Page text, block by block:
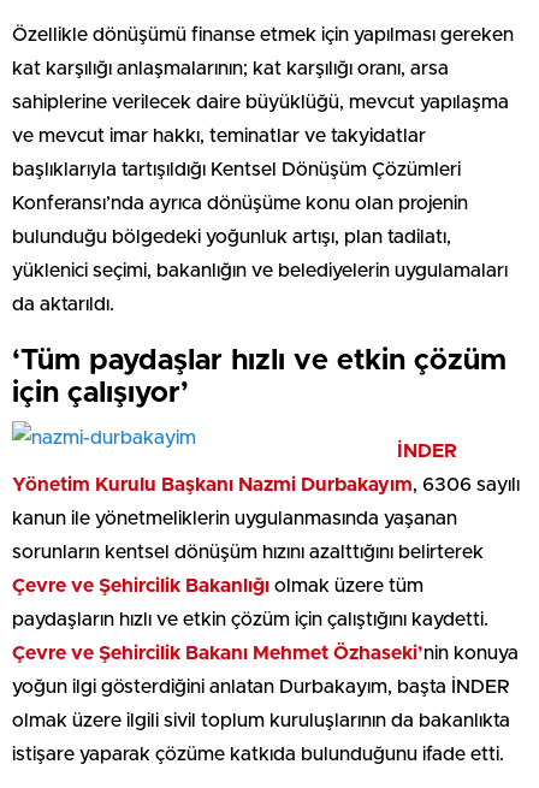
Özellikle dönüşümü finanse etmek için yapılması gereken
kat karşılığı anlaşmalarının; kat karşılığı oranı, arsa
sahiplerine verilecek daire büyüklüğü, mevcut yapılaşma
ve mevcut imar hakkı, teminatlar ve takyidatlar
başlıklarıyla tartışıldığı Kentsel Dönüşüm Çözümleri
Konferansı’nda ayrıca dönüşüme konu olan projenin
bulunduğu bölgedeki yoğunluk artışı, plan tadilatı,
yüklenici seçimi, bakanlığın ve belediyelerin uygulamaları
da aktarıldı.
‘Tüm paydaşlar hızlı ve etkin çözüm
için çalışıyor’
İNDER
Yönetim Kurulu Başkanı Nazmi Durbakayım, 6306 sayılı
kanun ile yönetmeliklerin uygulanmasında yaşanan
sorunların kentsel dönüşüm hızını azalttığını belirterek
Çevre ve Şehircilik Bakanlığı olmak üzere tüm
paydaşların hızlı ve etkin çözüm için çalıştığını kaydetti.
Çevre ve Şehircilik Bakanı Mehmet Özhaseki’nin konuya
yoğun ilgi gösterdiğini anlatan Durbakayım, başta İNDER
olmak üzere ilgili sivil toplum kuruluşlarının da bakanlıkta
istişare yaparak çözüme katkıda bulunduğunu ifade etti.